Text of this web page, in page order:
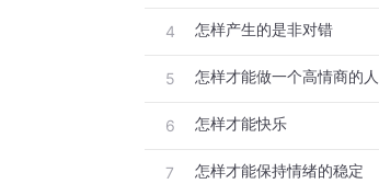
4 怎样产生的是非对错
5 怎样才能做一个高情商的人
6 怎样才能快乐
7 怎样才能保持情绪的稳定